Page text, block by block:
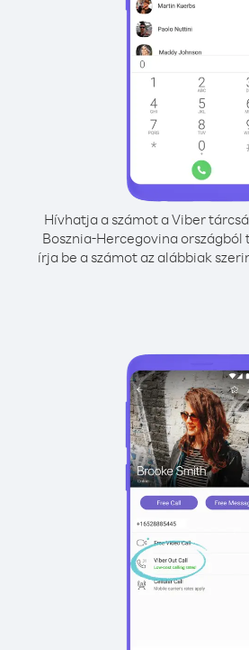
Hívhatja a számot a Viber
Bosznia-Hercegovina
írja be a számot az alábbiak